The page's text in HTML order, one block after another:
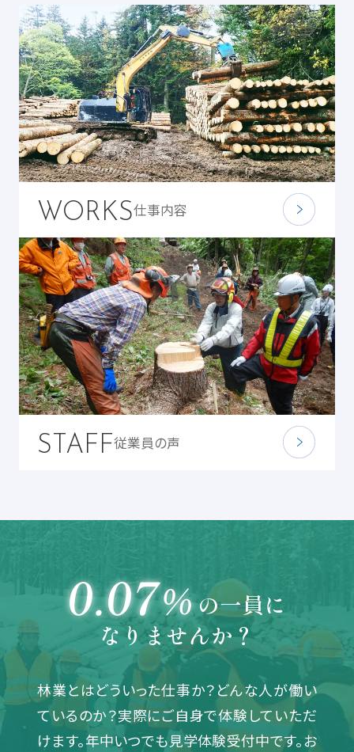
WORKS仕事内容
STAFF従業員の声
0.07％の一員に
なりませんか？
林業とはどういった仕事か？どんな人が働い
ているのか？実際にご自身で体験していただ
けます。年中いつでも見学体験受付中です。お